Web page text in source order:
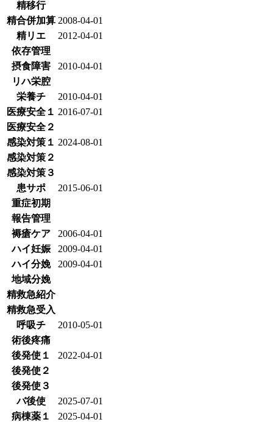
精移行
精合併加算 2008-04-01
精リエ
2012-04-01
依存管理
摂食障害
2010-04-01
リハ栄腔
栄養チ
2010-04-01
医療安全１ 2016-07-01
医療安全２
感染対策１ 2024-08-01
感染対策２
感染対策３
患サポ
2015-06-01
重症初期
報告管理
褥瘡ケア
2006-04-01
ハイ妊娠
2009-04-01
ハイ分娩
2009-04-01
地域分娩
精救急紹介
精救急受入
呼吸チ
2010-05-01
術後疼痛
後発使１
2022-04-01
後発使２
後発使３
バ後使
2025-07-01
病棟薬１
2025-04-01